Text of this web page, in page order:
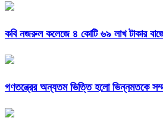
কবি নজরুল কলেজে ৪ কোটি ৬৯ লাখ টাকার
গণতন্ত্রের অন্যতম ভিত্তি হলো ভিন্নমতকে